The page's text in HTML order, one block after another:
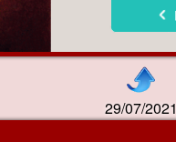
29/07/2021